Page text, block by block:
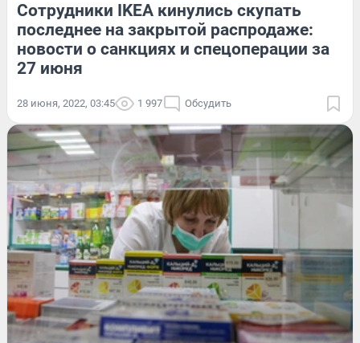
Сотрудники IKEA кинулись скупать
последнее на закрытой распродаже:
новости о санкциях и спецоперации за
27 июня
28 июня, 2022, 03:45 1 997 Обсудить